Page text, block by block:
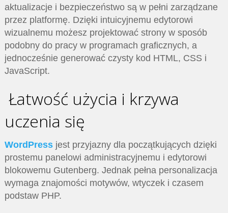
aktualizacje i bezpieczeństwo są w pełni zarządzane
przez platformę. Dzięki intuicyjnemu edytorowi
wizualnemu możesz projektować strony w sposób
podobny do pracy w programach graficznych, a
jednocześnie generować czysty kod HTML, CSS i
JavaScript.
Łatwość użycia i krzywa
uczenia się
WordPressjest przyjazny dla początkujących dzięki
prostemu panelowi administracyjnemu i edytorowi
blokowemu Gutenberg. Jednak pełna personalizacja
wymaga znajomości motywów, wtyczek i czasem
podstaw PHP.